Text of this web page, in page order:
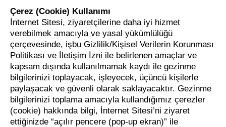
Çerez (Cookie) Kullanımı
İnternet Sitesi, ziyaretçilerine daha iyi hizmet
verebilmek amacıyla ve yasal yükümlülüğü
çerçevesinde, işbu Gizlilik/Kişisel Verilerin Korunması
Politikası ve İletişim İzni ile belirlenen amaçlar ve
kapsam dışında kullanılmamak kaydı ile gezinme
bilgilerinizi toplayacak, işleyecek, üçüncü kişilerle
paylaşacak ve güvenli olarak saklayacaktır. Gezinme
bilgilerinizi toplama amacıyla kullandığımız çerezler
(cookie) hakkında bilgi, İnternet Sitesi’ni ziyaret
ettiğinizde “açılır pencere (pop-up ekran)” ile